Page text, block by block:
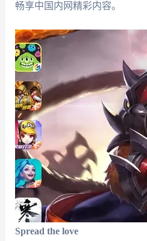
畅享中国内网精彩内容。
Spread the love